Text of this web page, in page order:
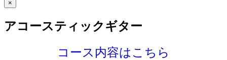
×
アコースティックギター
コース内容はこちら